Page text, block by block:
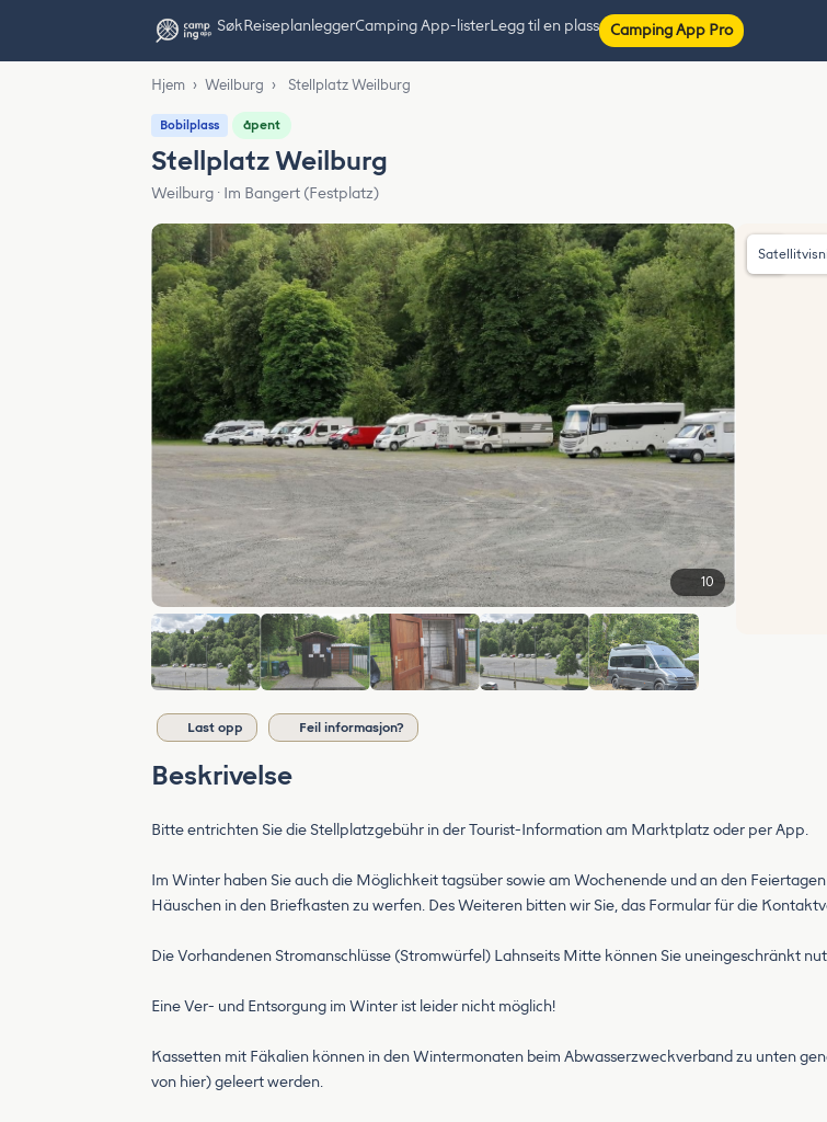
SøkReiseplanleggerCamping App-listerLegg til en plass Camping App Pro
Hjem › Weilburg › Stellplatz Weilburg
Bobilplass åpent
Stellplatz Weilburg
Weilburg · Im Bangert (Festplatz)
10
Last opp Feil informasjon?
Beskrivelse
Bitte entrichten Sie die Stellplatzgebühr in der Tourist-Information am Marktplatz oder per App.
Im Winter haben Sie auch die Möglichkeit tagsüber sowie am Wochenende und an den
Häuschen in den Briefkasten zu werfen. Des Weiteren bitten wir Sie, das Formular für die
Die Vorhandenen Stromanschlüsse (Stromwürfel) Lahnseits Mitte können Sie uneingeschränkt
Eine Ver- und Entsorgung im Winter ist leider nicht möglich!
Kassetten mit Fäkalien können in den Wintermonaten beim Abwasserzweckverband zu unten
von hier) geleert werden.